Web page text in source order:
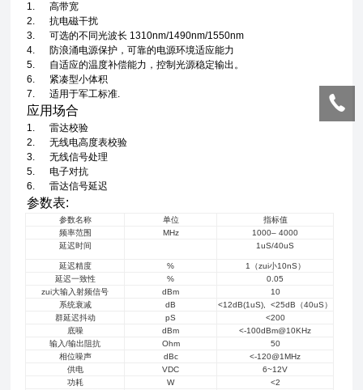
1.高带宽
2.抗电磁干扰
3.可选的不同光波长 1310nm/1490nm/1550nm
4. 防浪涌电源保护，可靠的电源环境适应能力
5. 自适应的温度补偿能力，控制光源稳定输出。
6. 紧凑型小体积
7.适用于军工标准.
应用场合
1.雷达校验
2.无线电高度表校验
3.无线信号处理
5.电子对抗
6.雷达信号延迟
参数表:
参数名称 单位
指标值
频率范围
MHz
1000– 4000
延迟时间
1uS/40uS
延迟精度 % 1
（zui小10nS）
延迟一致性
%
0.05
zui大输入射频信号
dBm
10
系统衰减
dB <12dB(1uS), <25dB
（40uS）
群延迟抖动
pS
<200
底噪
dBm
<-100dBm@10KHz
输入/输出阻抗
Ohm
50
相位噪声
dBc
<-120@1MHz
供电
VDC
6~12V
功耗
W
<2